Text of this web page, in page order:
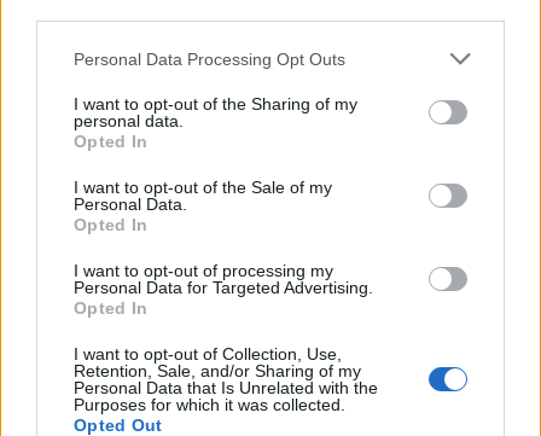
Please note that this website/app uses one or more Google
not limited to your visit or usage behaviour. You may click to
grant or deny consent to Google and its third-party tags to
use your data for below specified purposes in below Google
consent section.
Personal Data Processing Opt Outs
I want to opt-out of the Sharing of my
personal data.
Opted In
I want to opt-out of the Sale of my
Personal Data.
Opted In
I want to opt-out of processing my
Personal Data for Targeted Advertising.
Opted In
I want to opt-out of Collection, Use,
Retention, Sale, and/or Sharing of my
Personal Data that Is Unrelated with the
Purposes for which it was collected.
Opted Out
Confira os números sorteados no concurso 3754 da Lotofácil
em São Paulo
Beatriz Almeida · 6 ago 2026